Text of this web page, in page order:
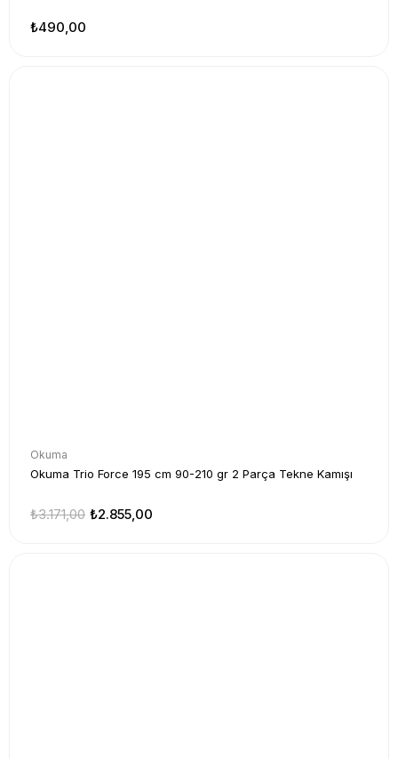
₺490,00
Okuma
Okuma Trio Force 195 cm 90-210 gr 2 Parça Tekne Kamışı
₺2.855,00
₺3.171,00